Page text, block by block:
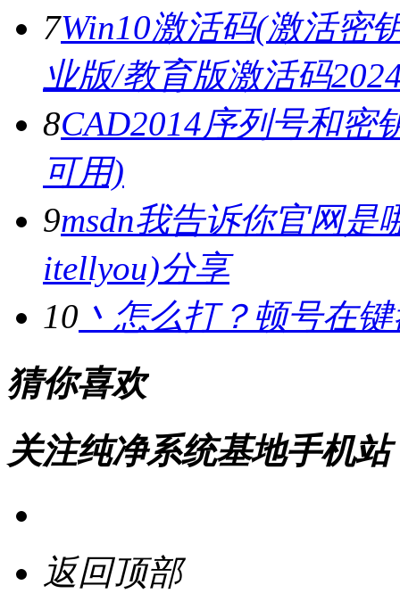
7Win10激活码(激活密
业版/教育版激活码
8CAD2014序列号和密
可用)
9msdn我告诉你官网是
itellyou)分享
10 丶怎么打？顿号在
猜你喜欢
关注纯净系统基地手机站
返回顶部